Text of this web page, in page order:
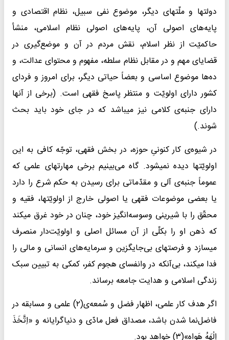
دولتها و ملّتهای دیگر، موضوع نفی سبیل، نظام اقتصادی و
پایه‌های اصولی آن، پایه‌های اصولی نظام اسلامی، منشأ
حاکمیّت از نظر اسلام، نقش مردم در آن و موضع‌گیری در
قضایای مهم و در مقابل نظام سلطه، مفهوم و محتوای عدالت، و
ده‌ها موضوع اساسی و بعضاً حیاتی دیگر، برای امروز و فردای
کشور دارای اولویّت و منتظر پاسخ فقهی است. (برخی از آنها
دارای جنبه‌ی کلامی نیز میباشد که در جای خود باید بحث
شوند.)
در شیوه‌ی کار کنونیِ حوزه، در بخش فقهی، توجّه کافی به این
اولویّتها دیده نمیشود. گاه می‌بینیم برخی مهارتهای علمی که
عموماً جنبه‌ی آلی و مقدّماتی برای رسیدن به حکم شرع را دارد
یا بعضی موضوعات فقهی یا اصولی خارج از اولویّتها، فقیه و
محقّق را با شیرینی وسوسه‌انگیز خود، چنان در خود غرق میکند
که ذهن او را بکلّی از آن مسائل اصلی و اولویّت‌دار منصرف
میسازد و فرصتهای بی‌جایگزین و سرمایه‌های انسانی و مالی را
فدا میکند، بی‌آنکه در وانفسای هجوم کفر، کمکی به تبیین سبک
زندگی اسلامی و هدایت جامعه برساند.
اگر هدف کار علمی، اظهار فضل و سُمعه‌ی(۲) علمی و مسابقه در
فاضل‌نما شدن باشد، مصداق فعل مادّی و دنیاگرایانه و «اِتَّخَذَ
اِلٰهَهُ هَواه»(۳) خواهد بود.